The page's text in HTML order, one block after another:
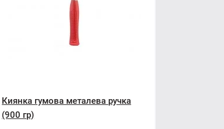
Киянка гумова металева ручка
(900 гр)